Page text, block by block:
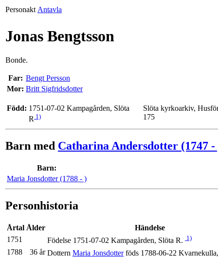
Personakt Antavla
Jonas Bengtsson
Bonde.
Far: Bengt Persson
Mor: Britt Sigfridsdotter
Född: 1751-07-02 Kampagården, Slöta
R 1)
Slöta kyrkoarkiv,
175
Barn med Catharina Andersdotter (1747 -
Barn:
Maria Jonsdotter (1788 - )
Personhistoria
Årtal Ålder
Händelse
1751
Födelse 1751-07-02 Kampagården, Slöta R. 1)
1788 36 år Dottern Maria Jonsdotterföds 1788-06-22